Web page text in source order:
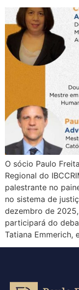
O sócio Paulo
Regional do
palestrante no
no sistema de
dezembro de
participará do
Tatiana Emmerich,